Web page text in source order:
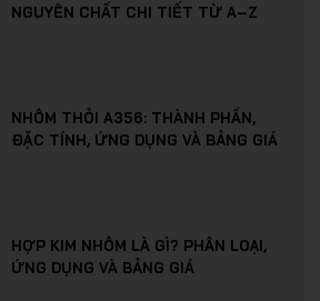
NGUYÊN CHẤT CHI TIẾT TỪ A–Z
NHÔM THỎI A356: THÀNH PHẦN,
ĐẶC TÍNH, ỨNG DỤNG VÀ BẢNG GIÁ
HỢP KIM NHÔM LÀ GÌ? PHÂN LOẠI,
ỨNG DỤNG VÀ BẢNG GIÁ